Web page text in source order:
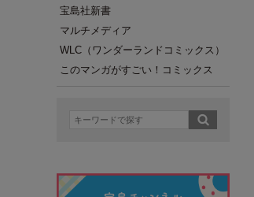
宝島社新書
マルチメディア
WLC（ワンダーランドコミックス）
このマンガがすごい！コミックス